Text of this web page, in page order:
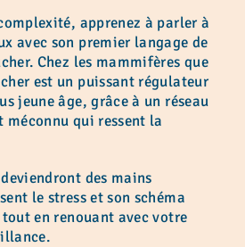
apprenez à parler à
avec son premier langage de
Chez les mammifères que
est un puissant régulateur
jeune âge, grâce à un réseau
méconnu qui ressent la
des mains
le stress et son schéma
en renouant avec votre